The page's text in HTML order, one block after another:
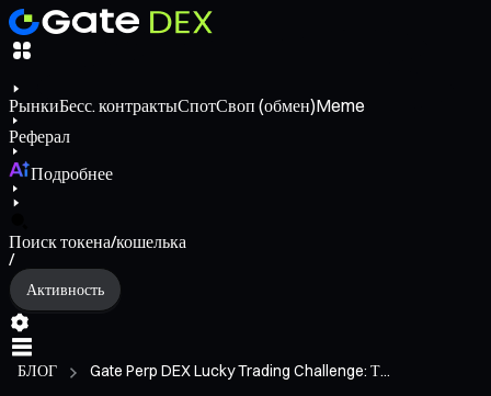
РынкиБесс. контрактыСпотСвоп (обмен)Meme
Реферал
Подробнее
Поиск токена/кошелька
/
Активность
БЛОГ Gate Perp DEX Lucky Trading Challenge: Т...